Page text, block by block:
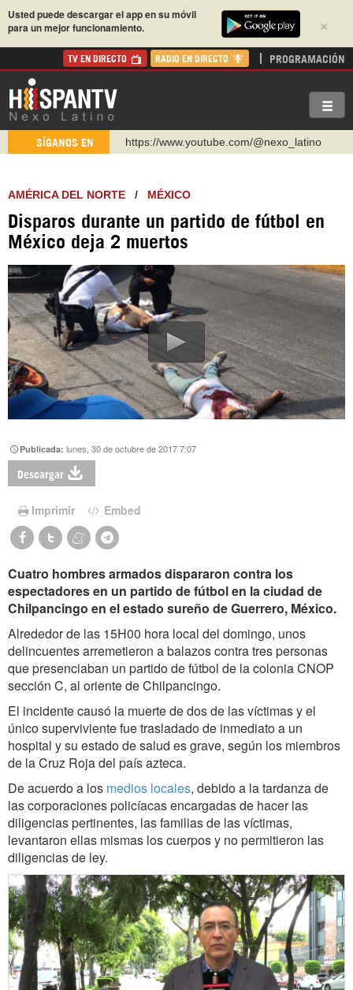
×
Usted puede descargar el app en su móvil
para un mejor funcionamiento.
TV EN DIRECTO RADIO EN DIRECTO PROGRAMACIÓN
SÍGANOS EN
https://www.youtube.com/@nexo_latino
https://t.me/hispantvcanal
https://urmedium.com/c/hispantv
WhatsApp y Viber: +98 921 79 29 404
https://www.facebook.com/Nexolatino.Canal
AMÉRICA DEL NORTE / MÉXICO
Disparos durante un partido de fútbol en
México deja 2 muertos
Publicada:lunes, 30 de octubre de 2017 7:07
Descargar
Imprimir Embed
Cuatro hombres armados dispararon contra los
espectadores en un partido de fútbol en la ciudad de
Chilpancingo en el estado sureño de Guerrero, México.
Alrededor de las 15H00 hora local del domingo, unos
delincuentes arremetieron a balazos contra tres personas
que presenciaban un partido de fútbol de la colonia CNOP
sección C, al oriente de Chilpancingo.
El incidente causó la muerte de dos de las víctimas y el
único superviviente fue trasladado de inmediato a un
hospital y su estado de salud es grave, según los miembros
de la Cruz Roja del país azteca.
De acuerdo a los medios locales, debido a la tardanza de
las corporaciones policíacas encargadas de hacer las
diligencias pertinentes, las familias de las víctimas,
levantaron ellas mismas los cuerpos y no permitieron las
diligencias de ley.